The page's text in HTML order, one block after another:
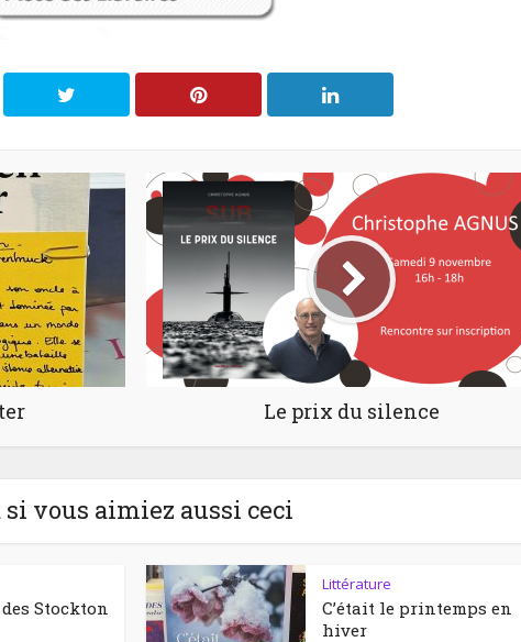
Le prix du silence
si vous aimiez aussi ceci
Stockton
Littérature
C’était le printemps en
hiver